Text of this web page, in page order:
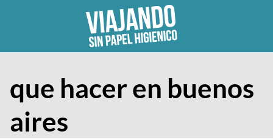
que hacer en buenos
aires